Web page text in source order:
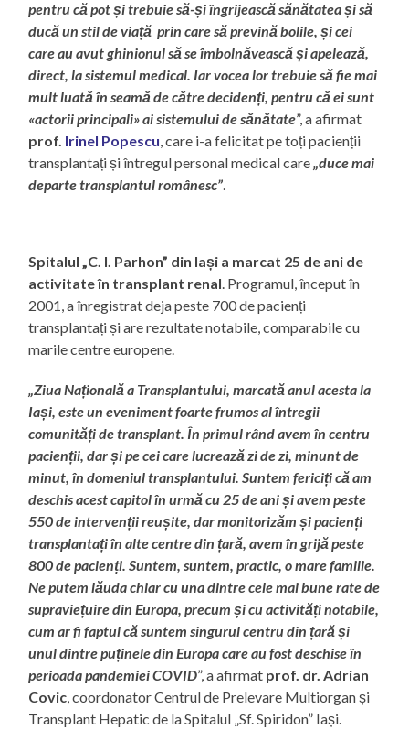
pentru că pot și trebuie să-și îngrijească sănătatea și să
ducă un stil de viață prin care să prevină bolile, și cei
care au avut ghinionul să se îmbolnăvească și apelează,
direct, la sistemul medical. Iar vocea lor trebuie să fie mai
mult luată în seamă de către decidenți, pentru că ei sunt
«actorii principali» ai sistemului de sănătate”, a afirmat
prof. Irinel Popescu, care i-a felicitat pe toți pacienții
transplantați și întregul personal medical care„duce mai
departe transplantul românesc”.
Spitalul „C. I. Parhon” din Iași a marcat 25 de ani de
activitate în transplant renal. Programul, început în
2001, a înregistrat deja peste 700 de pacienți
transplantați și are rezultate notabile, comparabile cu
marile centre europene.
„Ziua Națională a Transplantului, marcată anul acesta la
Iași, este un eveniment foarte frumos al întregii
comunități de transplant. În primul rând avem în centru
pacienții, dar și pe cei care lucrează zi de zi, minunt de
minut, în domeniul transplantului. Suntem fericiți că am
deschis acest capitol în urmă cu 25 de ani și avem peste
550 de intervenții reușite, dar monitorizăm și pacienți
transplantați în alte centre din țară, avem în grijă peste
800 de pacienți. Suntem, suntem, practic, o mare familie.
Ne putem lăuda chiar cu una dintre cele mai bune rate de
supraviețuire din Europa, precum și cu activități notabile,
cum ar fi faptul că suntem singurul centru din țară și
unul dintre puținele din Europa care au fost deschise în
perioada pandemiei COVID”, a afirmat prof. dr. Adrian
Covic, coordonator Centrul de Prelevare Multiorgan și
Transplant Hepatic de la Spitalul „Sf. Spiridon” Iași.